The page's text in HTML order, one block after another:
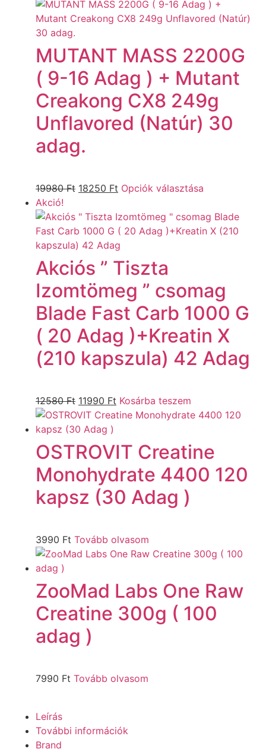
MUTANT MASS 2200G
( 9-16 Adag ) + Mutant
Creakong CX8 249g
Unflavored (Natúr) 30
adag.
19980Ft 18250 Ft Opciók választása
Akció!
Akciós ” Tiszta
Izomtömeg ” csomag
Blade Fast Carb 1000 G
( 20 Adag )+Kreatin X
(210 kapszula) 42 Adag
12580Ft 11990 Ft Kosárba teszem
OSTROVIT Creatine
Monohydrate 4400 120
kapsz (30 Adag )
3990 Ft Tovább olvasom
ZooMad Labs One Raw
Creatine 300g ( 100
adag )
7990 Ft Tovább olvasom
Leírás
További információk
Brand